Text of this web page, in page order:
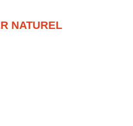
NATUREL